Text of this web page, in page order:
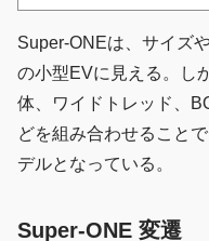
Super-ONEは、サイズ
の小型EVに見える。し
体、ワイドトレッド、
どを組み合わせること
デルとなっている。
Super-ONE 変遷